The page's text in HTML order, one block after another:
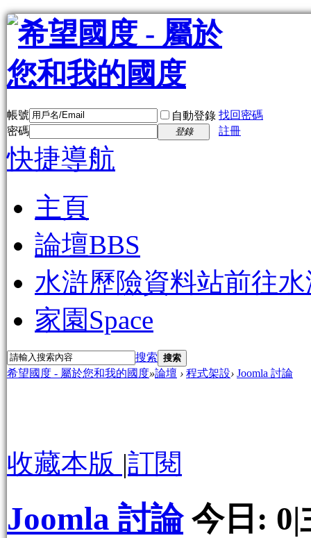
帳號 自動登錄 找回密碼
密碼
登錄 註冊
快捷導航
主頁
論壇BBS
水滸歷險資料站前往
家園Space
搜索 搜索
希望國度 - 屬於您和我的國度»論壇 › 程式架設› Joomla 討論
收藏本版 |訂閱
Joomla 討論 今日: 0|